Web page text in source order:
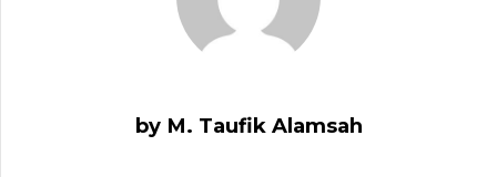
by M. Taufik Alamsah